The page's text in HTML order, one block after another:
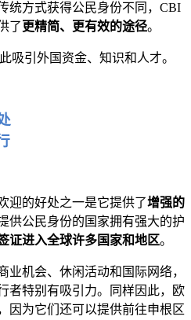
统方式获得公民身份不同，CBI
了 更精简、更有效的途径。
吸引外国资金、知识和人才。
迎的好处之一是它提供了增强的
供公民身份的国家拥有强大的护
证进入全球许多国家和地区。
业机会、休闲活动和国际网络，
者特别有吸引力。同样因此，欧
因为它们还可以提供前往申根区